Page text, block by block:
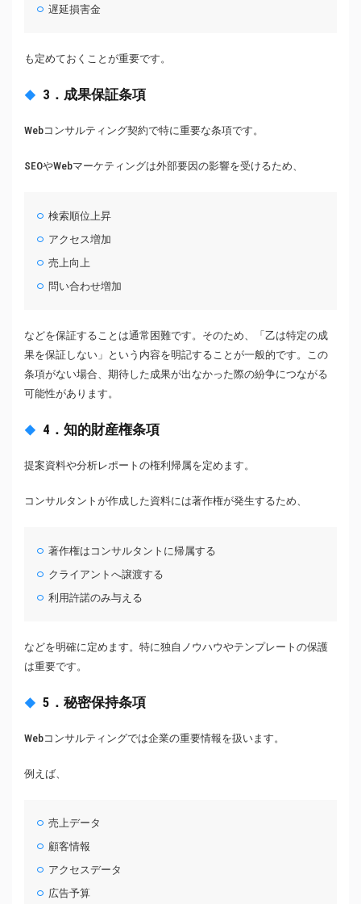
遅延損害金
も定めておくことが重要です。
3．成果保証条項
Webコンサルティング契約で特に重要な条項です。
SEOやWebマーケティングは外部要因の影響を受けるため、
検索順位上昇
アクセス増加
売上向上
問い合わせ増加
などを保証することは通常困難です。そのため、「乙は特定の成
果を保証しない」という内容を明記することが一般的です。この
条項がない場合、期待した成果が出なかった際の紛争につながる
可能性があります。
4．知的財産権条項
提案資料や分析レポートの権利帰属を定めます。
コンサルタントが作成した資料には著作権が発生するため、
著作権はコンサルタントに帰属する
クライアントへ譲渡する
利用許諾のみ与える
などを明確に定めます。特に独自ノウハウやテンプレートの保護
は重要です。
5．秘密保持条項
Webコンサルティングでは企業の重要情報を扱います。
例えば、
売上データ
顧客情報
アクセスデータ
広告予算